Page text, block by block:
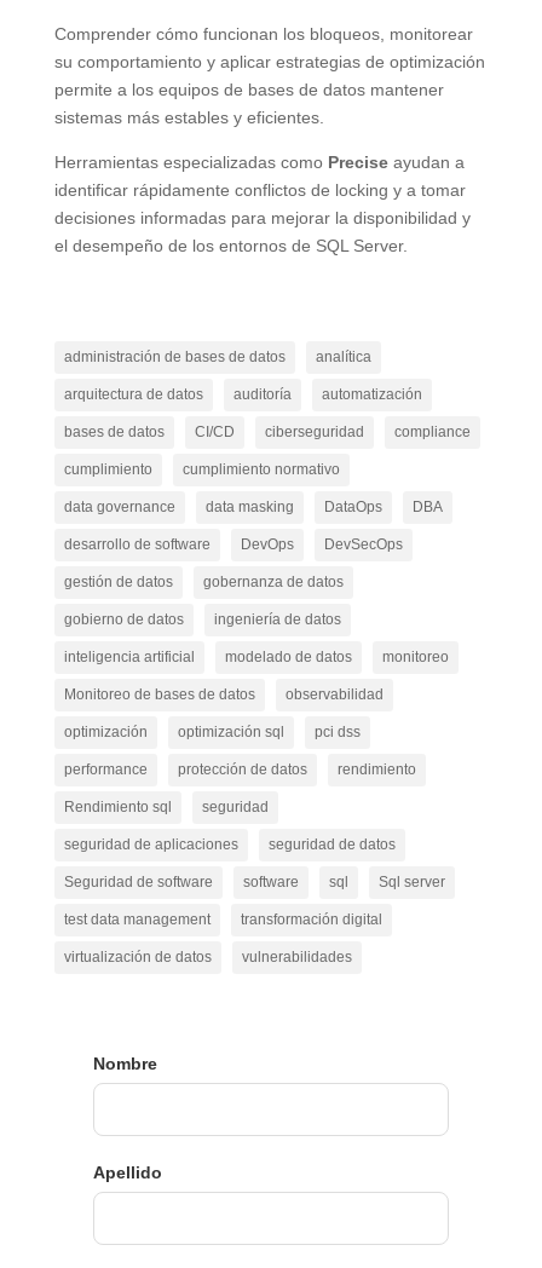
Comprender cómo funcionan los bloqueos, monitorear
su comportamiento y aplicar estrategias de optimización
permite a los equipos de bases de datos mantener
sistemas más estables y eficientes.
Herramientas especializadas como Preciseayudan a
identificar rápidamente conflictos de locking y a tomar
decisiones informadas para mejorar la disponibilidad y
el desempeño de los entornos de SQL Server.
administración de bases de datos analítica
arquitectura de datos auditoría automatización
bases de datos CI/CD ciberseguridad compliance
cumplimiento cumplimiento normativo
data governance data masking DataOps DBA
desarrollo de software DevOps DevSecOps
gestión de datos gobernanza de datos
gobierno de datos ingeniería de datos
inteligencia artificial modelado de datos monitoreo
Monitoreo de bases de datos observabilidad
optimización optimización sql pci dss
performance protección de datos rendimiento
Rendimiento sql seguridad
seguridad de aplicaciones seguridad de datos
Seguridad de software software sql Sql server
test data management transformación digital
virtualización de datos vulnerabilidades